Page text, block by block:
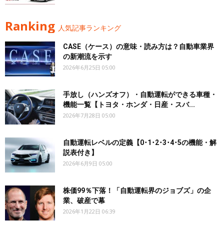
Ranking 人気記事ランキング
CASE（ケース）の意味・読み方は？自動車業界
の新潮流を示す
2026年6月25日 05:00
手放し（ハンズオフ）・自動運転ができる車種・
機能一覧【トヨタ・ホンダ・日産・スバ...
2026年7月28日 05:00
自動運転レベルの定義【0･1･2･3･4･5の機能・解
説表付き】
2026年6月9日 05:00
株価99％下落！「自動運転界のジョブズ」の企
業、破産で幕
2026年1月22日 06:39